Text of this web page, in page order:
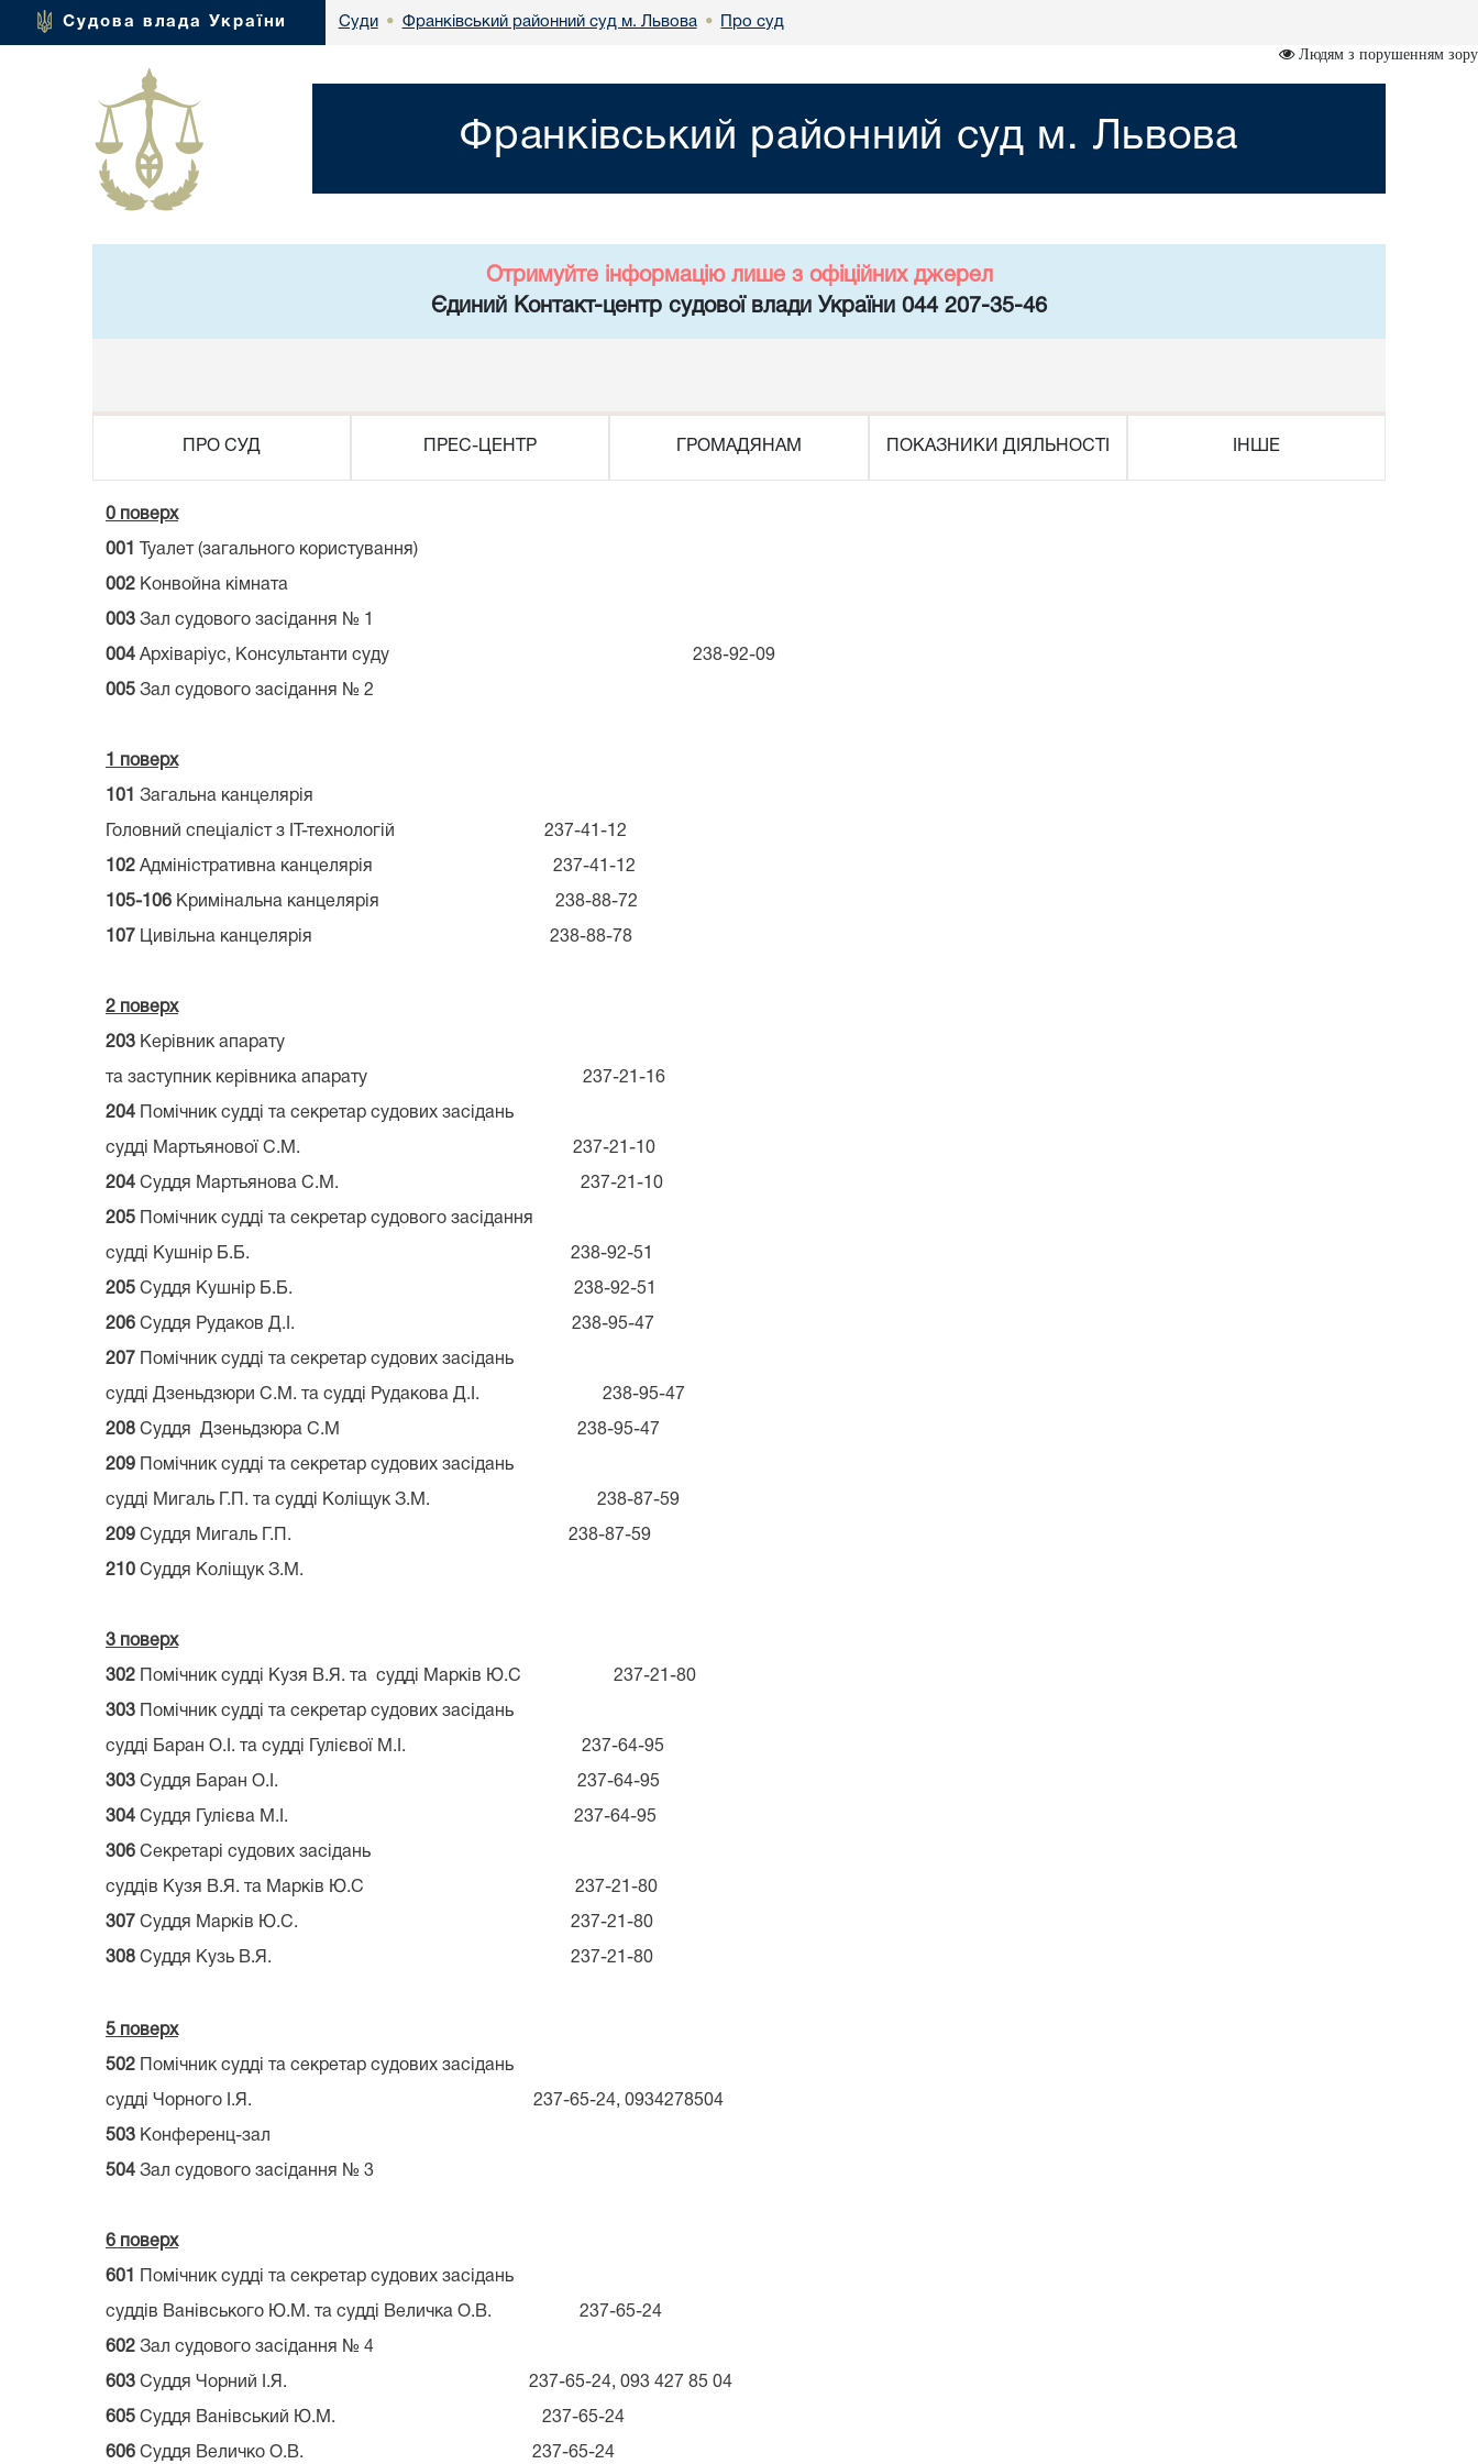
Судова влада України Суди • Франківський районний суд м. Львова • Про суд
Людям з порушенням зору
Франківський районний суд м. Львова
Отримуйте інформацію лише з офіційних джерел
Єдиний Контакт-центр судової влади України 044 207-35-46
ПРО СУД ПРЕС-ЦЕНТР ГРОМАДЯНАМ ПОКАЗНИКИ ДІЯЛЬНОСТІ ІНШЕ
0 поверх
001 Туалет (загального користування)
002 Конвойна кімната
003 Зал судового засідання № 1
004 Архіваріус, Консультанти суду 238-92-09
005 Зал судового засідання № 2
1 поверх
101 Загальна канцелярія
Головний спеціаліст з ІТ-технологій 237-41-12
102 Адміністративна канцелярія 237-41-12
105-106 Кримінальна канцелярія 238-88-72
107 Цивільна канцелярія 238-88-78
2 поверх
203 Керівник апарату
та заступник керівника апарату 237-21-16
204 Помічник судді та секретар судових засідань
судді Мартьянової С.М. 237-21-10
204 Суддя Мартьянова С.М. 237-21-10
205 Помічник судді та секретар судового засідання
судді Кушнір Б.Б. 238-92-51
205 Суддя Кушнір Б.Б. 238-92-51
206 Суддя Рудаков Д.І. 238-95-47
207 Помічник судді та секретар судових засідань
судді Дзеньдзюри С.М. та судді Рудакова Д.І. 238-95-47
208 Суддя Дзеньдзюра С.М 238-95-47
209 Помічник судді та секретар судових засідань
судді Мигаль Г.П. та судді Коліщук З.М. 238-87-59
209 Суддя Мигаль Г.П. 238-87-59
210 Суддя Коліщук З.М.
3 поверх
302 Помічник судді Кузя В.Я. та судді Марків Ю.С 237-21-80
303 Помічник судді та секретар судових засідань
судді Баран О.І. та судді Гулієвої М.І. 237-64-95
303 Суддя Баран О.І. 237-64-95
304 Суддя Гулієва М.І. 237-64-95
306 Секретарі судових засідань
суддів Кузя В.Я. та Марків Ю.С 237-21-80
307 Суддя Марків Ю.С. 237-21-80
308 Суддя Кузь В.Я. 237-21-80
5 поверх
502 Помічник судді та секретар судових засідань
судді Чорного І.Я. 237-65-24, 0934278504
503 Конференц-зал
504 Зал судового засідання № 3
6 поверх
601 Помічник судді та секретар судових засідань
суддів Ванівського Ю.М. та судді Величка О.В. 237-65-24
602 Зал судового засідання № 4
603 Суддя Чорний І.Я. 237-65-24, 093 427 85 04
605 Суддя Ванівський Ю.М. 237-65-24
606 Суддя Величко О.В. 237-65-24